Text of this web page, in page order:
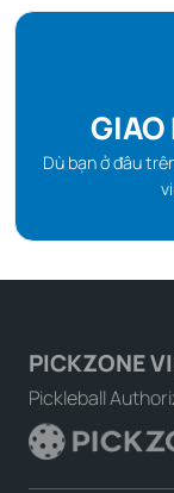
GIAO
Dù bạn ở đâu
PICKZONE
Pickleball